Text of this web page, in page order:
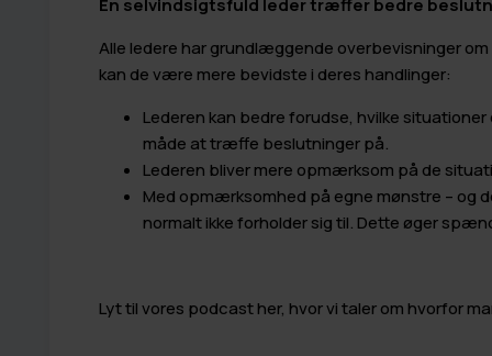
En selvindsigtsfuld leder træffer bedre
Alle ledere har grundlæggende overbevisninger
kan de være mere bevidste i deres handlinger:
Lederen kan bedre forudse, hvilke
måde at træffe beslutninger på.
Lederen bliver mere opmærksom på de
Med opmærksomhed på egne mønstre – og
normalt ikke forholder sig til. Dette øger
Lyt til vores podcast her, hvor vi taler om hvorfor